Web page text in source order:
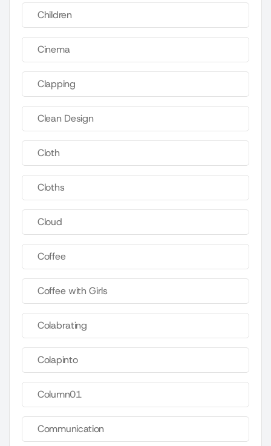
Children
Cinema
Clapping
Clean Design
Cloth
Cloths
Cloud
Coffee
Coffee with Girls
Colabrating
Colapinto
Column01
Communication